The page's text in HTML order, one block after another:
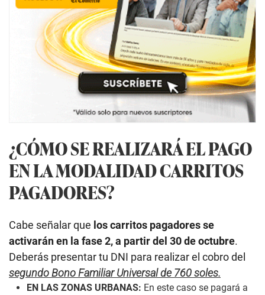
¿CÓMO SE REALIZARÁ EL PAGO
EN LA MODALIDAD CARRITOS
PAGADORES?
Cabe señalar que los carritos pagadores se
activarán en la fase 2, a partir del 30 de octubre.
Deberás presentar tu DNI para realizar el cobro del
segundo Bono Familiar Universal de 760 soles.
EN LAS ZONAS URBANAS: En este caso se pagará a